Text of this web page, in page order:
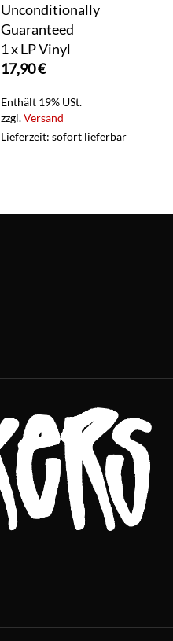
Unconditionally
Guaranteed
1 x LP Vinyl
17,90€
Enthält 19% USt.
zzgl.Versand
Lieferzeit: sofort lieferbar